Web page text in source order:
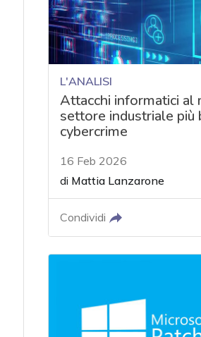
L'ANALISI
Attacchi informatici al
settore industriale più
cybercrime
16 Feb 2026
di Mattia Lanzarone
Condividi